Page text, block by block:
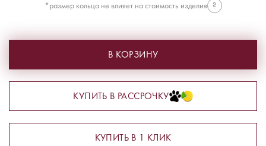
*размер кольца не влияет на стоимость изделия
?
В КОРЗИНУ
КУПИТЬ В РАССРОЧКУ
КУПИТЬ В 1 КЛИК